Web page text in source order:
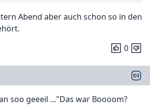
Abend aber auch schon so in den
0
soo geeeil ..."Das war Boooom?